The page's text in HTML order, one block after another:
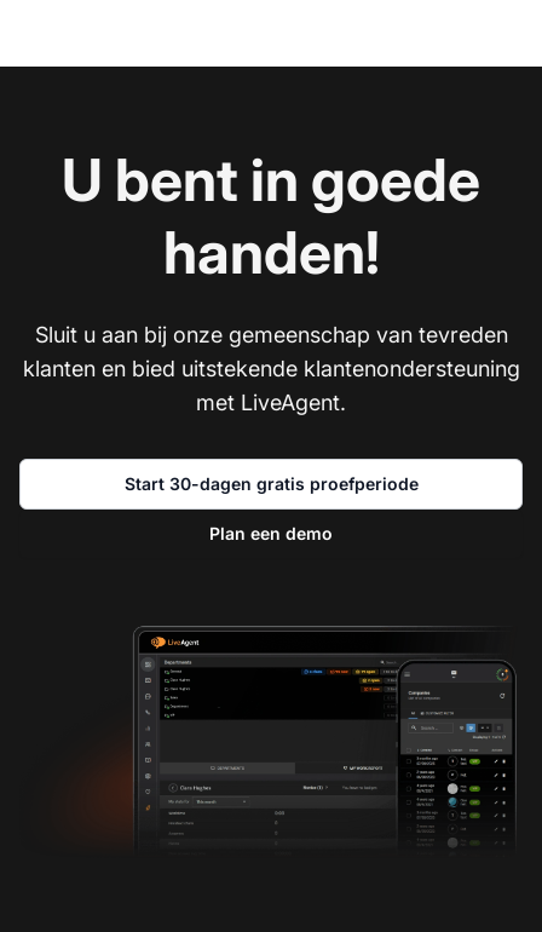
U bent in goede
handen!
Sluit u aan bij onze gemeenschap van tevreden
klanten en bied uitstekende klantenondersteuning
met LiveAgent.
Start 30-dagen gratis proefperiode
Plan een demo